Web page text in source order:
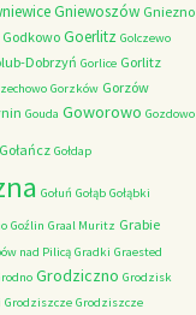
Gniewoszów Gniezno
Godkowo Goerlitz Golczewo
Dobrzyń Gorlice Gorlitz
Gorzków Gorzów
Gouda Goworowo Gozdowo
Gołańcz Gołdap
Gołuń Gołąb Gołąbki
Goźlin Graal Muritz Grabie
nad Pilicą Gradki Graested
Grodziczno Grodzisk
Grodziszcze Grodziszcze